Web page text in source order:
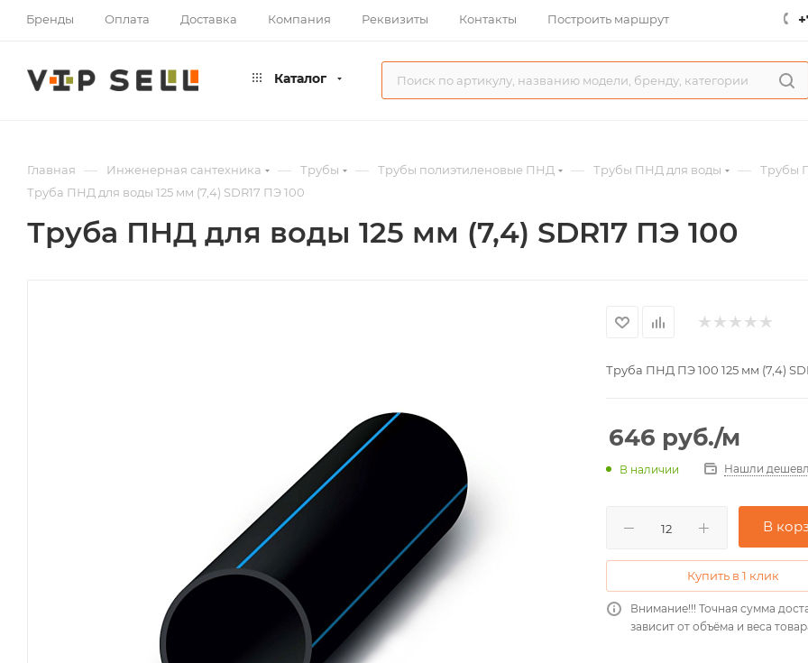
Бренды Оплата Доставка Компания Реквизиты Контакты Построить маршрут
Каталог
Главная — Инженерная сантехника — Трубы — Трубы полиэтиленовые ПНД — Трубы ПНД для воды — Трубы
Труба ПНД для воды 125 мм (7,4) SDR17 ПЭ 100
Труба ПНД для воды 125 мм (7,4) SDR17 ПЭ 100
Труба ПНД ПЭ 100 125 мм (7,4)
646 руб./м
В наличии Нашли
В
Купить в 1 клик
Внимание!!! Точная сумма
зависит от объёма и веса